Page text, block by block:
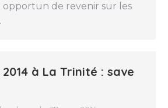
opportun de revenir sur les
à La Trinité : save